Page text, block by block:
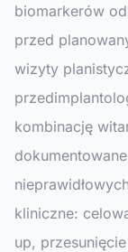
biomarkerów
przed
wizyty
kombinację
kliniczne:
up,